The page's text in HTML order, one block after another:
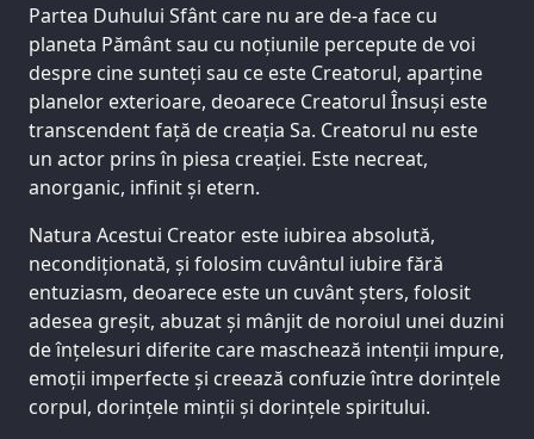
Partea Duhului Sfânt care nu are de-a face cu
planeta Pământ sau cu noțiunile percepute de voi
despre cine sunteți sau ce este Creatorul, aparține
planelor exterioare, deoarece Creatorul Însuși este
transcendent față de creația Sa. Creatorul nu este
un actor prins în piesa creației. Este necreat,
anorganic, infinit și etern.
Natura Acestui Creator este iubirea absolută,
necondiționată, și folosim cuvântul iubire fără
entuziasm, deoarece este un cuvânt șters, folosit
adesea greșit, abuzat și mânjit de noroiul unei duzini
de înțelesuri diferite care maschează intenții impure,
emoții imperfecte și creează confuzie între dorințele
corpul, dorințele minții și dorințele spiritului.